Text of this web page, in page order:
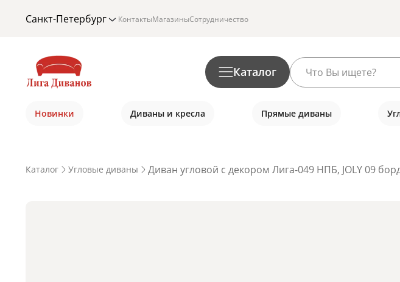
Санкт-Петербург КонтактыМагазиныСотрудничество
Каталог
Новинки Диваны и кресла Прямые диваны
Каталог Угловые диваны Диван угловой с декором Лига-049 НПБ, JOLY 09